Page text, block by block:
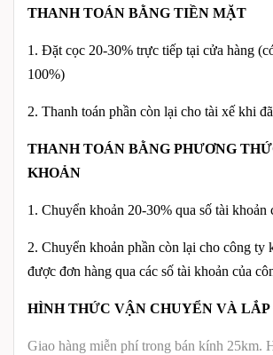
THANH TOÁN BẰNG TIỀN MẶT
1. Đặt cọc 20-30% trực tiếp tại cửa hàng
100%)
2. Thanh toán phần còn lại cho tài xế khi
THANH TOÁN BẰNG PHƯƠNG
KHOẢN
1. Chuyển khoản 20-30% qua số tài khoản
2. Chuyển khoản phần còn lại cho công ty
được đơn hàng qua các số tài khoản của
HÌNH THỨC VẬN CHUYỂN VÀ
Giao hàng miễn phí trong bán kính 25km.